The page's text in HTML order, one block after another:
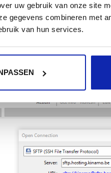
uw gebruik van onze site
gegevens combineren met
van hun services.
met cyberduck zal je in